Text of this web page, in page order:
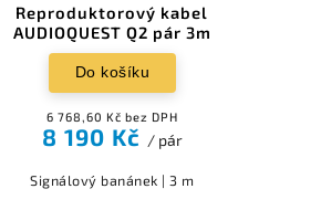
Reproduktorový kabel
AUDIOQUEST Q2 pár 3m
6 768,60 Kč bez DPH
8 190 Kč / pár
Do košíku
Signálový banánek | 3 m